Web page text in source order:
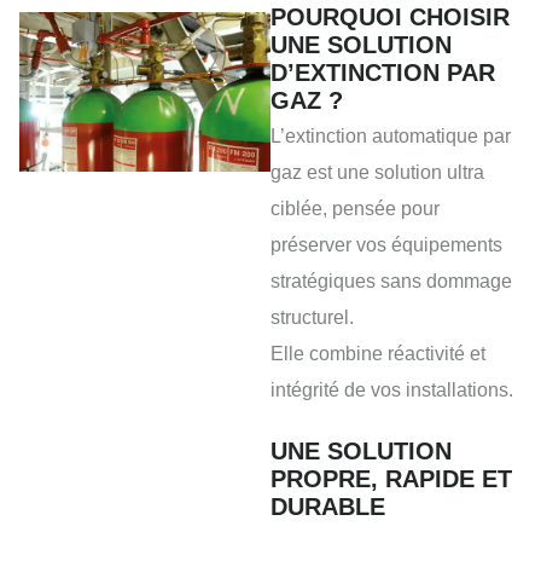
POURQUOI CHOISIR
UNE SOLUTION
D’EXTINCTION PAR
GAZ ?
L’extinction automatique par
gaz est une solution ultra
ciblée, pensée pour
préserver vos équipements
stratégiques sans dommage
structurel.
Elle combine réactivité et
intégrité de vos installations.
UNE SOLUTION
PROPRE, RAPIDE ET
DURABLE